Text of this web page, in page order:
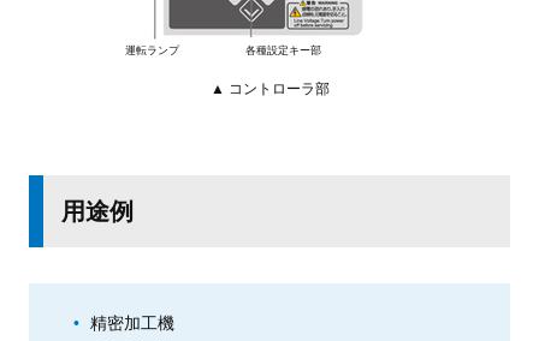
運転ランプ 各種設定キー部
▲ コントローラ部
用途例
精密加工機